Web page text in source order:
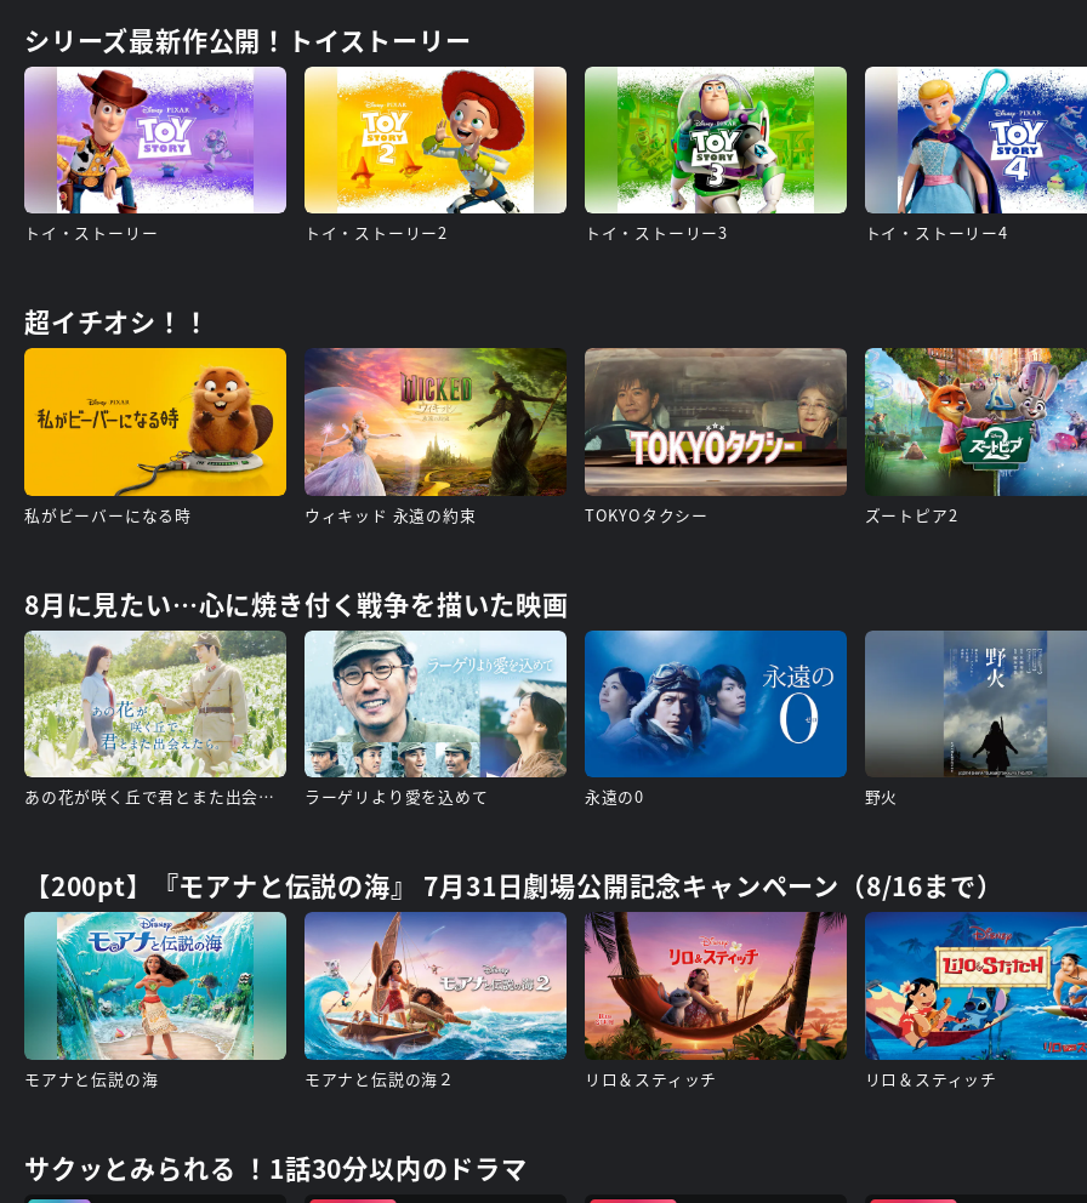
シリーズ最新作公開！トイストーリー
トイ・ストーリー トイ・ストーリー2 トイ・ストーリー3 トイ・ストーリー4
超イチオシ！！
私がビーバーになる時 ウィキッド 永遠の約束 TOKYOタクシー ズートピア2
8月に見たい…心に焼き付く戦争を描いた映画
あの花が咲く丘で君とまた出会えたら ラーゲリより愛を込めて 永遠の0 野火
【200pt】『モアナと伝説の海』 7月31日劇場公開記念キャンペーン（8/16まで）
モアナと伝説の海 モアナと伝説の海２ リロ＆スティッチ リロ＆スティッチ
サクッとみられる ！1話30分以内のドラマ